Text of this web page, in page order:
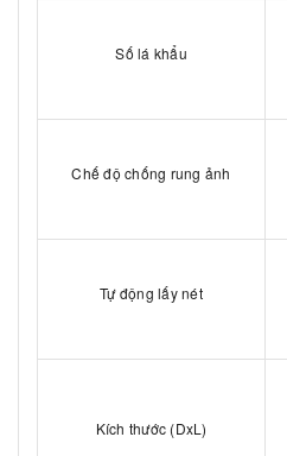
Số lá khẩu
Chế độ chống rung ảnh
Tự động lấy nét
Kích thước (DxL)